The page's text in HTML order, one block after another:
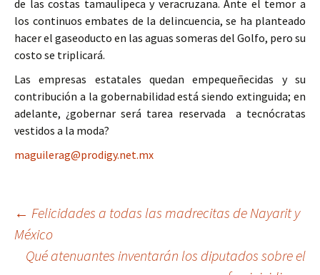
de las costas tamaulipeca y veracruzana. Ante el temor a
los continuos embates de la delincuencia, se ha planteado
hacer el gaseoducto en las aguas someras del Golfo, pero su
costo se triplicará.
Las empresas estatales quedan empequeñecidas y su
contribución a la gobernabilidad está siendo extinguida; en
adelante, ¿gobernar será tarea reservada a tecnócratas
vestidos a la moda?
maguilerag@prodigy.net.mx
← Felicidades a todas las madrecitas de Nayarit y
México
Qué atenuantes inventarán los diputados sobre el